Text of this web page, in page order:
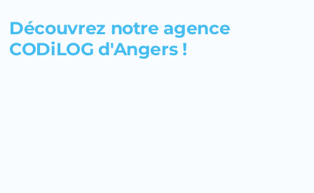
Découvrez notre agence
CODiLOG d'Angers !